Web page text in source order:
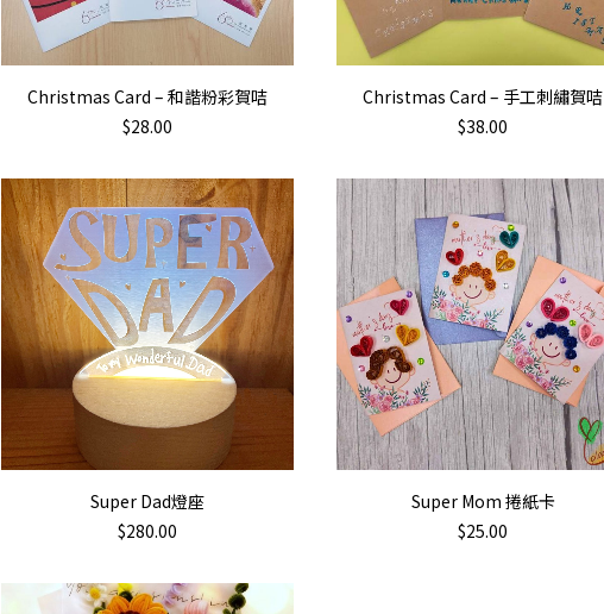
product
page
ADD TO CART
Christmas Card – 和諧粉彩賀咭
$28.00
ADD TO CART
Christmas Card – 手工刺繡賀咭
$38.00
ADD TO CART
Super Dad燈座
$280.00
ADD TO CART
Super Mom 捲紙卡
$25.00